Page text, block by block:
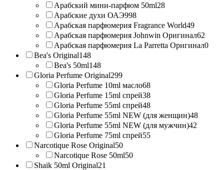
Арабский мини-парфюм 50ml28
Арабские духи ОАЭ998
Арабская парфюмерия Fragrance World49
Арабская парфюмерия Johnwin Оригинал62
Арабская парфюмерия La Parretta Оригинал0
Bea's Original148
Bea's 50ml148
Gloria Perfume Original299
Gloria Perfume 10ml масло68
Gloria Perfume 15ml спрей38
Gloria Perfume 55ml спрей48
Gloria Perfume 55ml NEW (для женщин)48
Gloria Perfume 55ml NEW (для мужчин)42
Gloria Perfume 75ml спрей55
Narcotique Rose Original50
Narcotique Rose 50ml50
Shaik 50ml Original21